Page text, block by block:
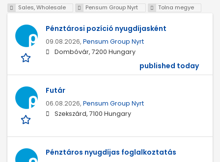
Sales, Wholesale Pensum Group Nyrt Tolna megye
Pénztárosi pozíció nyugdíjasként
09.08.2026, Pensum Group Nyrt
Dombóvár, 7200 Hungary
published today
Futár
06.08.2026, Pensum Group Nyrt
Szekszárd, 7100 Hungary
Pénztáros nyugdíjas foglalkoztatás